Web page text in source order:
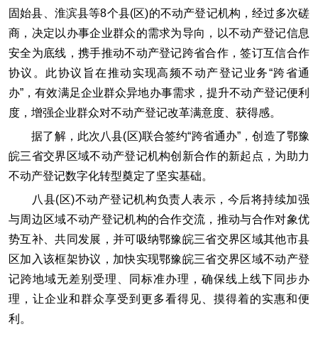
固始县、淮滨县等8个县(区)的不动产登记机构，经过多次磋
商，决定以办事企业群众的需求为导向，以不动产登记信息
安全为底线，携手推动不动产登记跨省合作，签订互信合作
协议。此协议旨在推动实现高频不动产登记业务“跨省通
办”，有效满足企业群众异地办事需求，提升不动产登记便利
度，增强企业群众对不动产登记改革满意度、获得感。
据了解，此次八县(区)联合签约“跨省通办”，创造了鄂豫
皖三省交界区域不动产登记机构创新合作的新起点，为助力
不动产登记数字化转型奠定了坚实基础。
八县(区)不动产登记机构负责人表示，今后将持续加强
与周边区域不动产登记机构的合作交流，推动与合作对象优
势互补、共同发展，并可吸纳鄂豫皖三省交界区域其他市县
区加入该框架协议，加快实现鄂豫皖三省交界区域不动产登
记跨地域无差别受理、同标准办理，确保线上线下同步办
理，让企业和群众享受到更多看得见、摸得着的实惠和便
利。